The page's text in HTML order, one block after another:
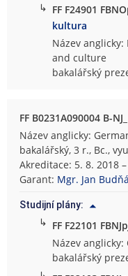
↳ FF F24901
kultura
Název
and culture
bakalářský
FF B0231A090004 B-NJ_
Název anglicky:
bakalářský, 3 r., Bc.,
Akreditace: 5. 8. 2018
Garant: Mgr. Jan
Studijní plány:
↳ FF F22101
Název
bakalářský